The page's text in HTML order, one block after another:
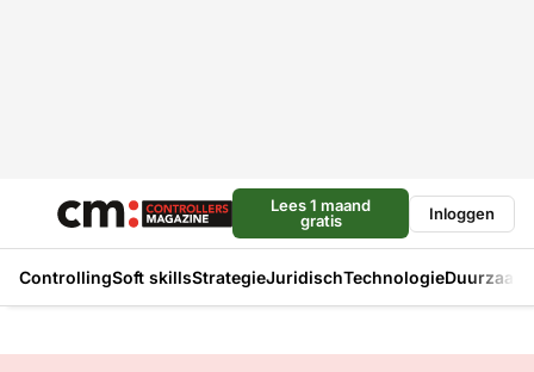
Lees 1 maand
gratis
Inloggen
ControllingSoft skillsStrategieJuridischTechnologie